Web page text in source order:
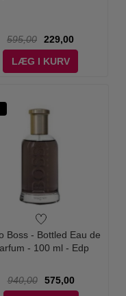
595,00
229,00
LÆG I KURV
Boss - Bottled Eau de
- 100 ml - Edp
940,00
575,00